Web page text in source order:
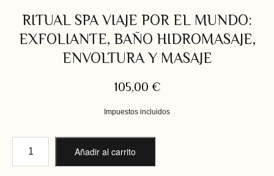
RITUAL SPA VIAJE POR EL MUNDO:
EXFOLIANTE, BAÑO HIDROMASAJE,
ENVOLTURA Y MASAJE
105,00 €
Impuestos incluidos
Añadir al carrito